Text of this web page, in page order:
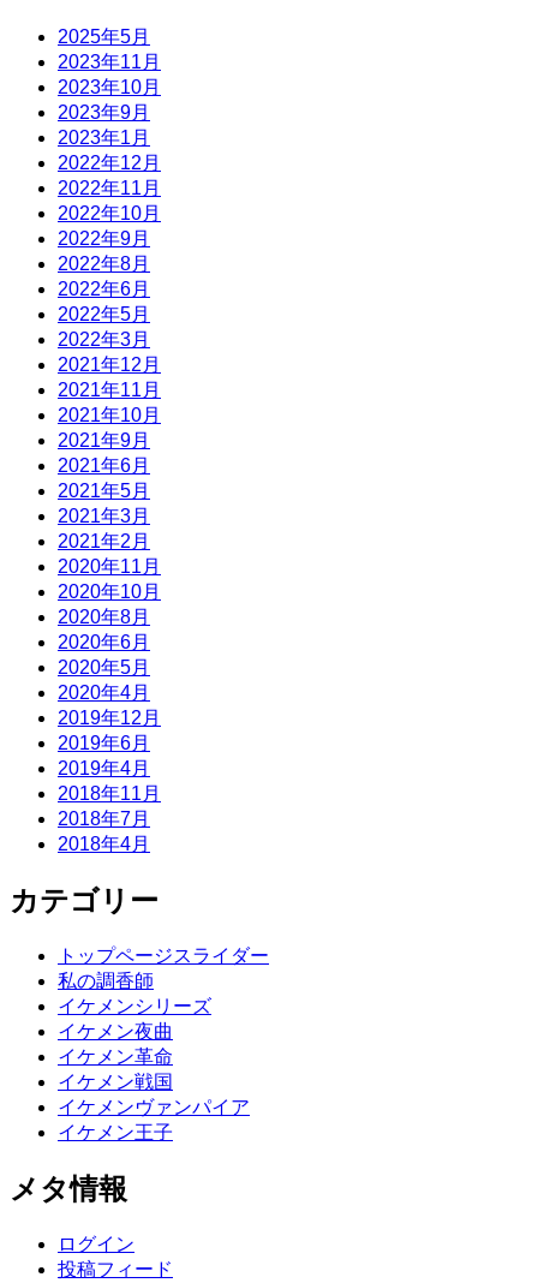
2025年5月
2023年11月
2023年10月
2023年9月
2023年1月
2022年12月
2022年11月
2022年10月
2022年9月
2022年8月
2022年6月
2022年5月
2022年3月
2021年12月
2021年11月
2021年10月
2021年9月
2021年6月
2021年5月
2021年3月
2021年2月
2020年11月
2020年10月
2020年8月
2020年6月
2020年5月
2020年4月
2019年12月
2019年6月
2019年4月
2018年11月
2018年7月
2018年4月
カテゴリー
トップページスライダー
私の調香師
イケメンシリーズ
イケメン夜曲
イケメン革命
イケメン戦国
イケメンヴァンパイア
イケメン王子
メタ情報
ログイン
投稿フィード